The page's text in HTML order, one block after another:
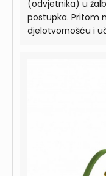
(odvjetnika) u
postupka. Pritom
djelotvornošću i